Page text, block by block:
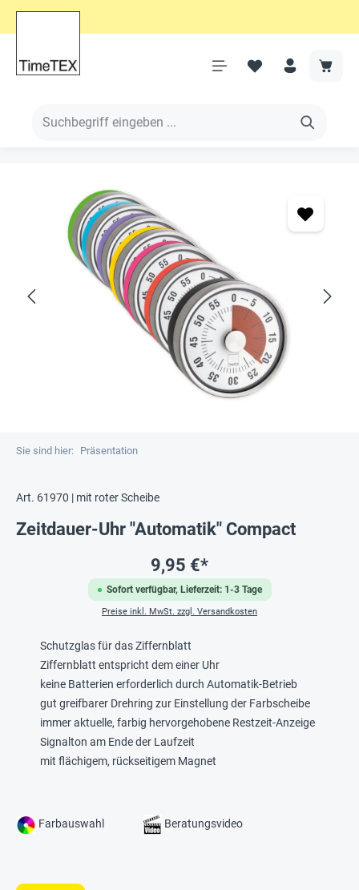
Sie sind hier: Präsentation
Art. 61970 | mit roter Scheibe
Zeitdauer-Uhr "Automatik" Compact
Sofort verfügbar, Lieferzeit: 1-3 Tage
9,95 €*
Preise inkl. MwSt. zzgl. Versandkosten
Schutzglas für das Ziffernblatt
Ziffernblatt entspricht dem einer Uhr
keine Batterien erforderlich durch Automatik-Betrieb
gut greifbarer Drehring zur Einstellung der Farbscheibe
immer aktuelle, farbig hervorgehobene Restzeit-Anzeige
Signalton am Ende der Laufzeit
mit flächigem, rückseitigem Magnet
Farbauswahl Beratungsvideo